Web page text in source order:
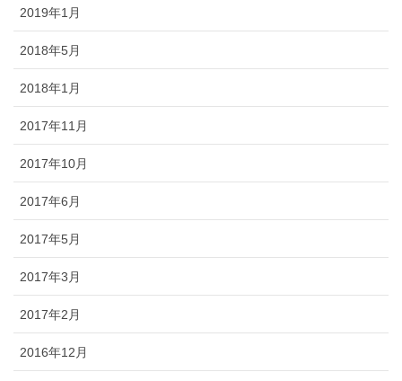
2019年1月
2018年5月
2018年1月
2017年11月
2017年10月
2017年6月
2017年5月
2017年3月
2017年2月
2016年12月